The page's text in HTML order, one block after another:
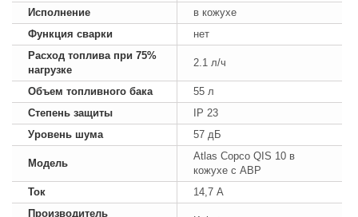
Исполнение
в кожухе
Функция сварки
нет
Расход топлива при 75%
нагрузке
2.1 л/ч
Объем топливного бака
55 л
Степень защиты
IP 23
Уровень шума
57 дБ
Модель
Atlas Copco QIS 10 в
кожухе с АВР
Ток
14,7 А
Производитель